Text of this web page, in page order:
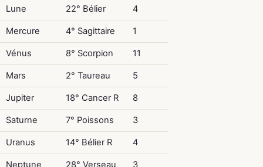
Lune 22° Bélier 4
Mercure 4° Sagittaire 1
Vénus 8° Scorpion 11
Mars 2° Taureau 5
Jupiter 18° Cancer R 8
Saturne 7° Poissons 3
Uranus 14° Bélier R 4
Neptune 28° Verseau 3